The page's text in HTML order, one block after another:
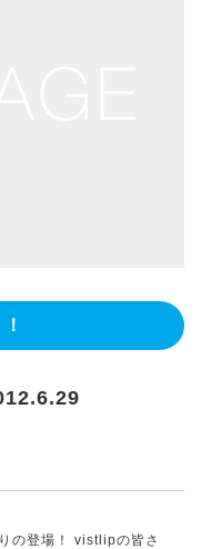
の登場！ vistlipの皆さ